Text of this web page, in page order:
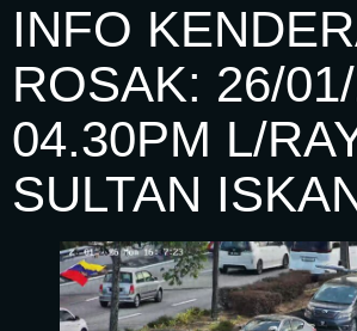
INFO
ROSAK: 26/
04.30PM L/
SULTAN